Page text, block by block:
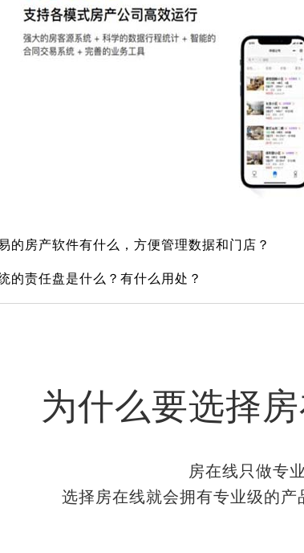
的房产软件有什么，方便管理数据和门店？
的责任盘是什么？有什么用处？
为什么要选择
房在线只做专
选择房在线就会拥有专业级的